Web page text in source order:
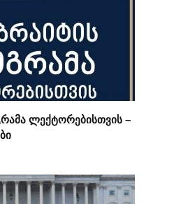
ლექტორებისთვის –